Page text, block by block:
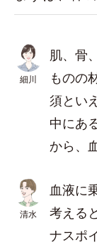
細川
肌、骨
ものの
須とい
中にあ
から、
清水
血液に
考える
ナスポ